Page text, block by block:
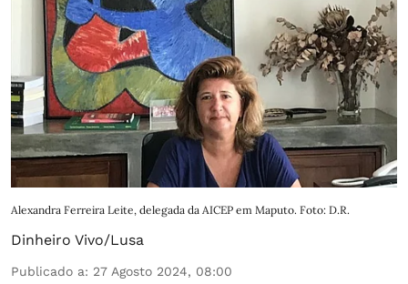
Alexandra Ferreira Leite, delegada da AICEP em Maputo. Foto: D.R.
Dinheiro Vivo/Lusa
Publicado a: 27 Agosto 2024, 08:00